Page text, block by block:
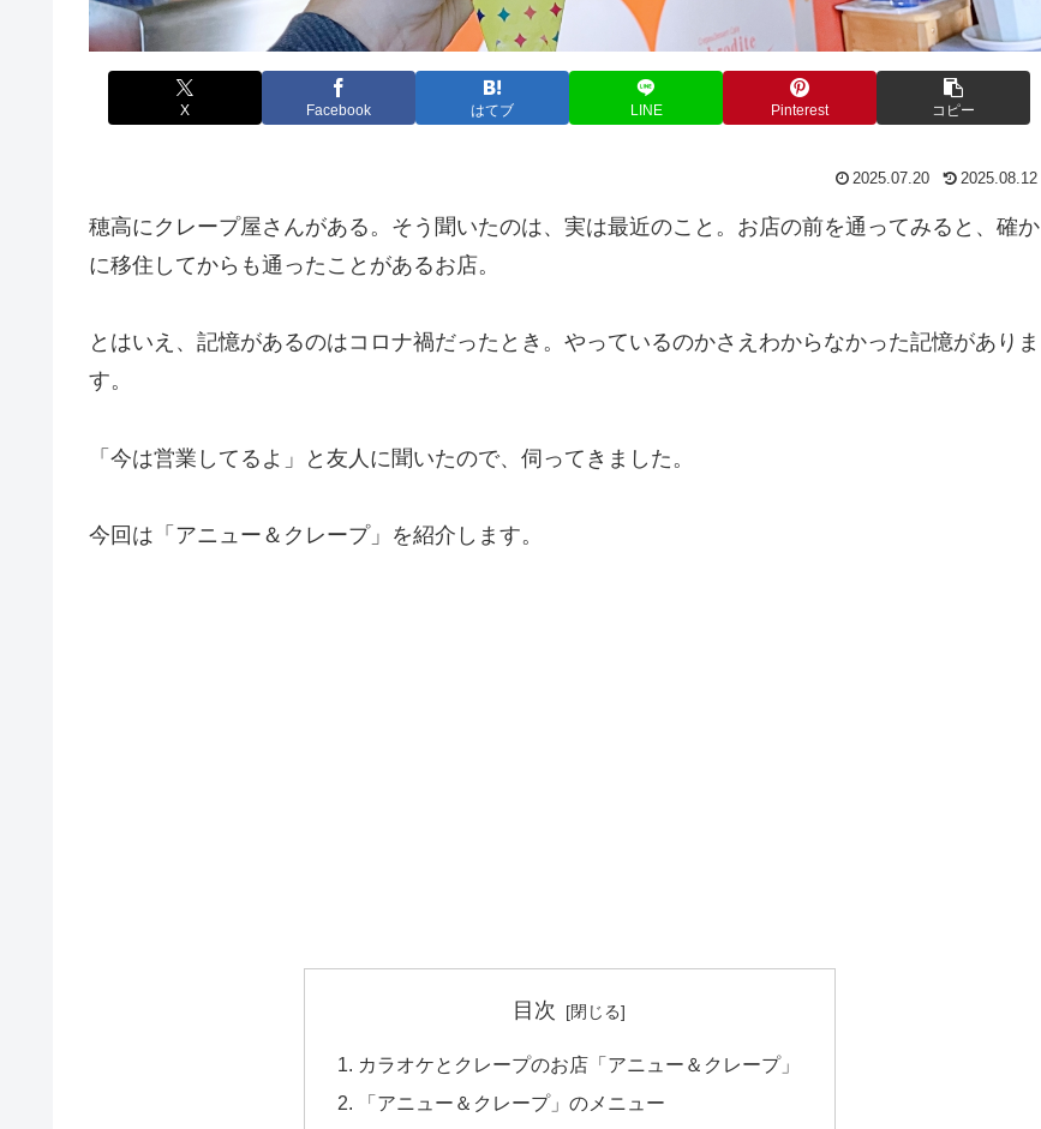
X Facebook はてブ LINE Pinterest コピー
2025.07.20 2025.08.12
穂高にクレープ屋さんがある。そう聞いたのは、実は最近のこと。お店の前を通ってみると、確か
に移住してからも通ったことがあるお店。
とはいえ、記憶があるのはコロナ禍だったとき。やっているのかさえわからなかった記憶がありま
す。
「今は営業してるよ」と友人に聞いたので、伺ってきました。
今回は「アニュー＆クレープ」を紹介します。
目次
カラオケとクレープのお店「アニュー＆クレープ」
「アニュー＆クレープ」のメニュー